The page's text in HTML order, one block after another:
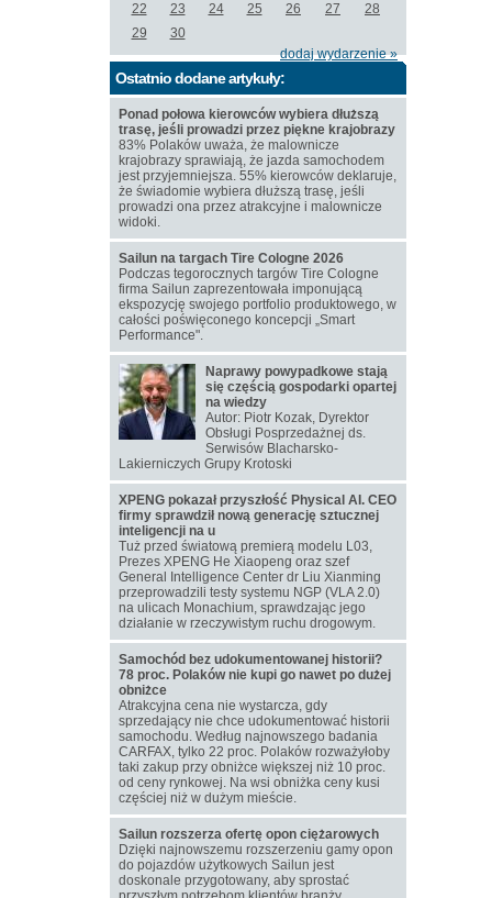
22
23 24 25 26 27
28
29
30
dodaj wydarzenie »
Ostatnio dodane artykuły:
Ponad połowa kierowców wybiera dłuższą
trasę, jeśli prowadzi przez piękne krajobrazy
83% Polaków uważa, że malownicze
krajobrazy sprawiają, że jazda samochodem
jest przyjemniejsza. 55% kierowców deklaruje,
że świadomie wybiera dłuższą trasę, jeśli
prowadzi ona przez atrakcyjne i malownicze
widoki.
Sailun na targach Tire Cologne 2026
Podczas tegorocznych targów Tire Cologne
firma Sailun zaprezentowała imponującą
ekspozycję swojego portfolio produktowego, w
całości poświęconego koncepcji „Smart
Performance".
Naprawy powypadkowe stają
się częścią gospodarki opartej
na wiedzy
Autor: Piotr Kozak, Dyrektor
Obsługi Posprzedażnej ds.
Serwisów Blacharsko-
Lakierniczych Grupy Krotoski
XPENG pokazał przyszłość Physical AI. CEO
firmy sprawdził nową generację sztucznej
inteligencji na u
Tuż przed światową premierą modelu L03,
Prezes XPENG He Xiaopeng oraz szef
General Intelligence Center dr Liu Xianming
przeprowadzili testy systemu NGP (VLA 2.0)
na ulicach Monachium, sprawdzając jego
działanie w rzeczywistym ruchu drogowym.
Samochód bez udokumentowanej historii?
78 proc. Polaków nie kupi go nawet po dużej
obniżce
Atrakcyjna cena nie wystarcza, gdy
sprzedający nie chce udokumentować historii
samochodu. Według najnowszego badania
CARFAX, tylko 22 proc. Polaków rozważyłoby
taki zakup przy obniżce większej niż 10 proc.
od ceny rynkowej. Na wsi obniżka ceny kusi
częściej niż w dużym mieście.
Sailun rozszerza ofertę opon ciężarowych
Dzięki najnowszemu rozszerzeniu gamy opon
do pojazdów użytkowych Sailun jest
doskonale przygotowany, aby sprostać